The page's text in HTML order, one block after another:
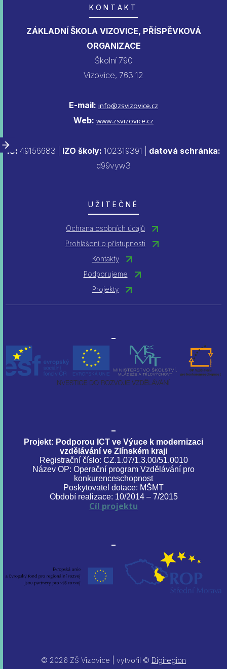
KONTAKT
ZÁKLADNÍ ŠKOLA VIZOVICE, PŘÍSPĚVKOVÁ
ORGANIZACE
Školní 790
Vizovice, 763 12
E-mail: info@zsvizovice.cz
Web: www.zsvizovice.cz
IČ: 49156683 | IZO školy: 102319391 | datová schránka:
d99vyw3
UŽITEČNÉ
Ochrana osobních údajů
Prohlášení o přístupnosti
Kontakty
Podporujeme
Projekty
Projekt: Podporou ICT ve Výuce k modernizaci
vzdělávání ve Zlínském kraji
Registrační číslo: CZ.1.07/1.3.00/51.0010
Název OP: Operační program Vzdělávání pro
konkurenceschopnost
Poskytovatel dotace: MŠMT
Období realizace: 10/2014 – 7/2015
Cíl projektu
© 2026 ZŠ Vizovice | vytvořil © Digiregion